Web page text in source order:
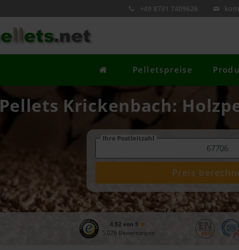
+49 8731 7409626
Pelletspreise
Pellets Krickenbach:
Ihre Postleitzahl
Preis
4,92 von 5
5.076 Bewertungen